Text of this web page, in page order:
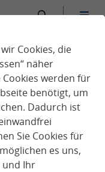
Cookies, die
näher
werden für
benötigt, um
Dadurch ist
Sie Cookies für
es uns,
und Ihr